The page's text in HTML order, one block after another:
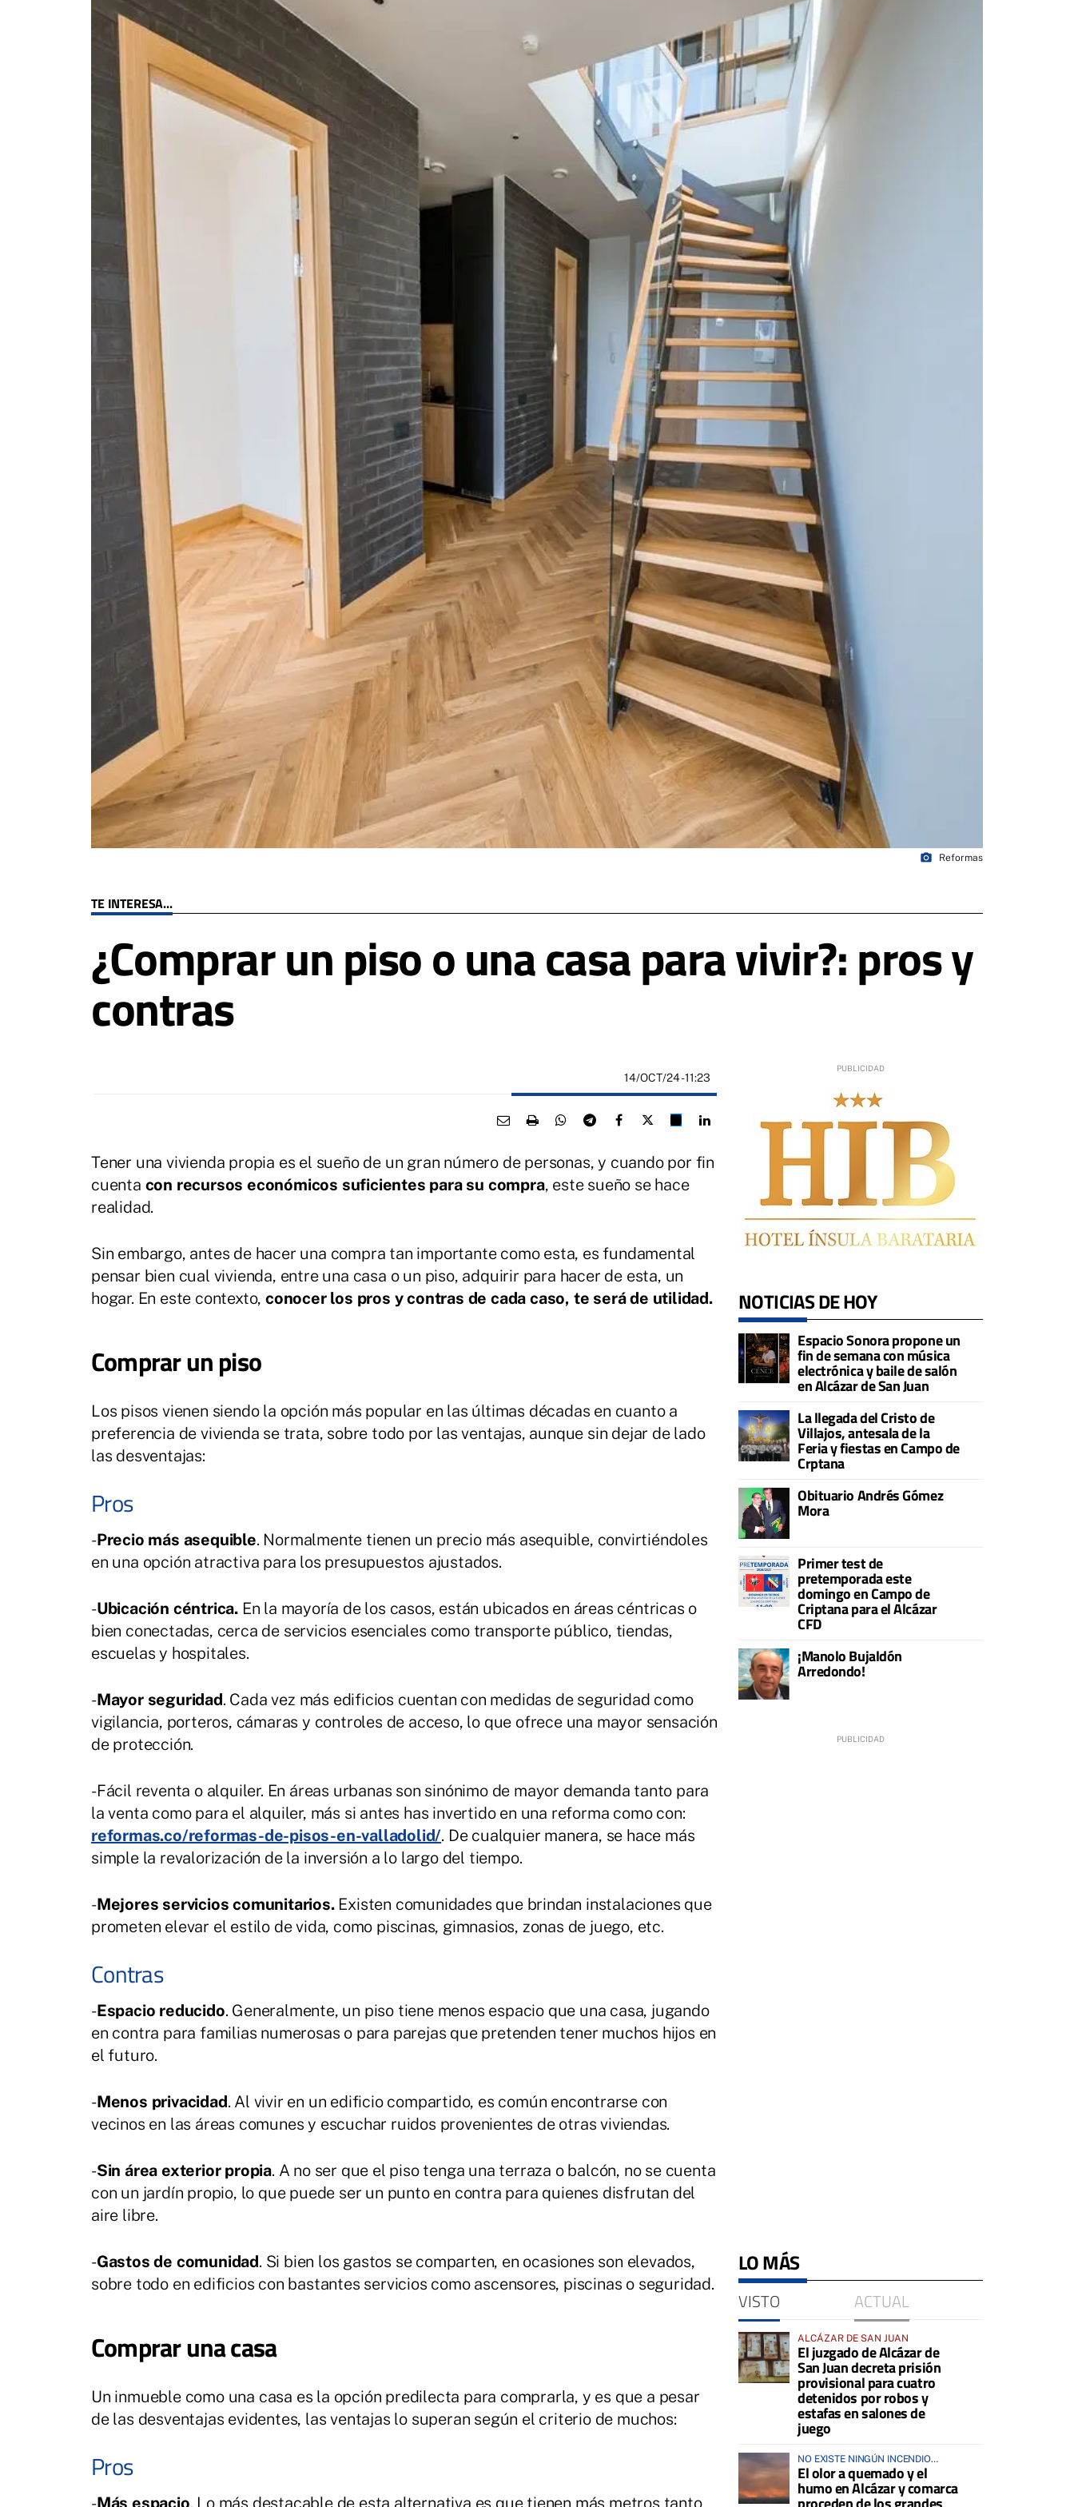
TE INTERESA...
¿Comprar un piso o una casa para vivir?: pros y
contras
photo_camera Reformas
14/OCT/24- 11:23
Tener una vivienda propia es el sueño de un gran número de personas, y cuando por fin
cuenta con recursos económicos suficientes para su compra, este sueño se hace
realidad.
Sin embargo, antes de hacer una compra tan importante como esta, es fundamental
pensar bien cual vivienda, entre una casa o un piso, adquirir para hacer de esta, un
hogar. En este contexto,conocer los pros y contras de cada caso, te será de utilidad.
Comprar un piso
Los pisos vienen siendo la opción más popular en las últimas décadas en cuanto a
preferencia de vivienda se trata, sobre todo por las ventajas, aunque sin dejar de lado
las desventajas:
Pros
-Precio más asequible. Normalmente tienen un precio más asequible, convirtiéndoles
en una opción atractiva para los presupuestos ajustados.
-Ubicación céntrica. En la mayoría de los casos, están ubicados en áreas céntricas o
bien conectadas, cerca de servicios esenciales como transporte público, tiendas,
escuelas y hospitales.
-Mayor seguridad. Cada vez más edificios cuentan con medidas de seguridad como
vigilancia, porteros, cámaras y controles de acceso, lo que ofrece una mayor sensación
de protección.
-Fácil reventa o alquiler. En áreas urbanas son sinónimo de mayor demanda tanto para
la venta como para el alquiler, más si antes has invertido en una reforma como con:
reformas.co/reformas-de-pisos-en-valladolid/. De cualquier manera, se hace más
simple la revalorización de la inversión a lo largo del tiempo.
-Mejores servicios comunitarios.Existen comunidades que brindan instalaciones que
prometen elevar el estilo de vida, como piscinas, gimnasios, zonas de juego, etc.
Contras
-Espacio reducido. Generalmente, un piso tiene menos espacio que una casa, jugando
en contra para familias numerosas o para parejas que pretenden tener muchos hijos en
el futuro.
-Menos privacidad. Al vivir en un edificio compartido, es común encontrarse con
vecinos en las áreas comunes y escuchar ruidos provenientes de otras viviendas.
-Sin área exterior propia. A no ser que el piso tenga una terraza o balcón, no se cuenta
con un jardín propio, lo que puede ser un punto en contra para quienes disfrutan del
aire libre.
-Gastos de comunidad. Si bien los gastos se comparten, en ocasiones son elevados,
sobre todo en edificios con bastantes servicios como ascensores, piscinas o seguridad.
Comprar una casa
Un inmueble como una casa es la opción predilecta para comprarla, y es que a pesar
de las desventajas evidentes, las ventajas lo superan según el criterio de muchos:
Pros
-Más espacio. Lo más destacable de esta alternativa es que tienen más metros tanto
NOTICIAS DE HOY
Espacio Sonora propone un
fin de semana con música
electrónica y baile de salón
en Alcázar de San Juan
La llegada del Cristo de
Villajos, antesala de la
Feria y fiestas en Campo de
Crptana
Obituario Andrés Gómez
Mora
Primer test de
pretemporada este
domingo en Campo de
Criptana para el Alcázar
CFD
¡Manolo Bujaldón
Arredondo!
LO MÁS
VISTO ACTUAL
ALCÁZAR DE SAN JUAN
El juzgado de Alcázar de
San Juan decreta prisión
provisional para cuatro
detenidos por robos y
estafas en salones de
juego
NO EXISTE NINGÚN INCENDIO
ACTIVO EN LA COMARCA
El olor a quemado y el
humo en Alcázar y comarca